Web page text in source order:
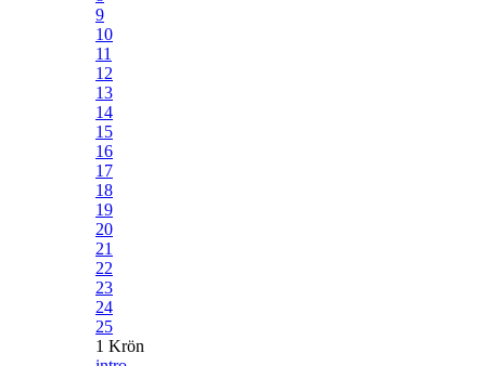
9
10
11
12
13
14
15
16
17
18
19
20
21
22
23
24
25
1 Krön